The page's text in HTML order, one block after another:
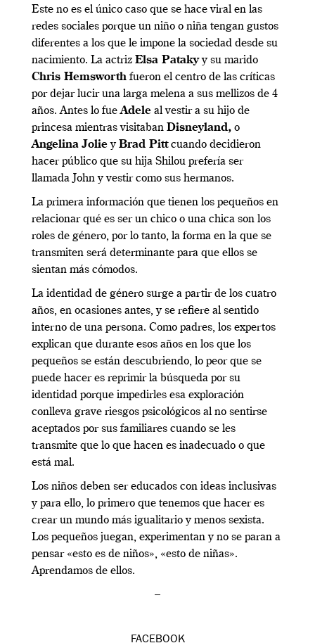
Este no es el único caso que se hace viral en las
redes sociales porque un niño o niña tengan gustos
diferentes a los que le impone la sociedad desde su
nacimiento. La actriz Elsa Patakyy su marido
Chris Hemsworth fueron el centro de las críticas
por dejar lucir una larga melena a sus mellizos de 4
años. Antes lo fueAdele al vestir a su hijo de
princesa mientras visitaban Disneyland, o
Angelina JolieyBrad Pittcuando decidieron
hacer público que su hija Shilou prefería ser
llamada John y vestir como sus hermanos.
La primera información que tienen los pequeños en
relacionar qué es ser un chico o una chica son los
roles de género, por lo tanto, la forma en la que se
transmiten será determinante para que ellos se
sientan más cómodos.
La identidad de género surge a partir de los cuatro
años, en ocasiones antes, y se refiere al sentido
interno de una persona. Como padres, los expertos
explican que durante esos años en los que los
pequeños se están descubriendo, lo peor que se
puede hacer es reprimir la búsqueda por su
identidad porque impedirles esa exploración
conlleva grave riesgos psicológicos al no sentirse
aceptados por sus familiares cuando se les
transmite que lo que hacen es inadecuado o que
está mal.
Los niños deben ser educados con ideas inclusivas
y para ello, lo primero que tenemos que hacer es
crear un mundo más igualitario y menos sexista.
Los pequeños juegan, experimentan y no se paran a
pensar «esto es de niños», «esto de niñas».
Aprendamos de ellos.
–
FACEBOOK